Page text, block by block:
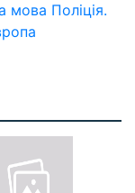
мова Поліція.